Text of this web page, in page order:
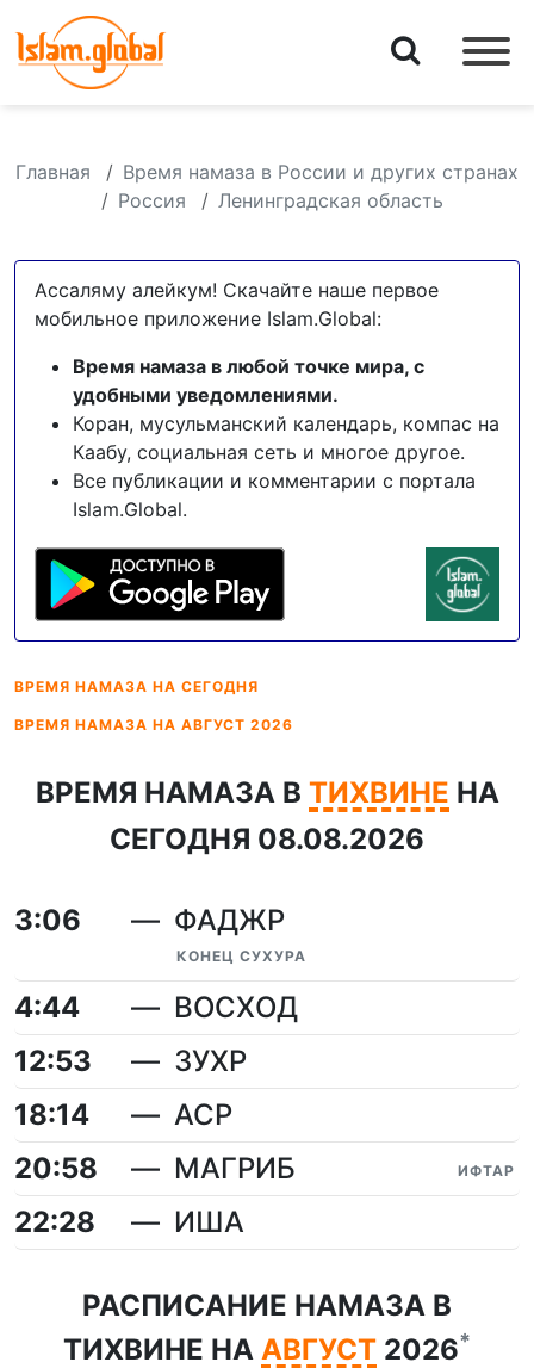
Главная
Время намаза в России и других странах
Россия
Ленинградская область
Ассаляму алейкум! Скачайте наше первое
мобильное приложение Islam.Global:
Время намаза в любой точке мира, с
удобными уведомлениями.
Коран, мусульманский календарь, компас на
Каабу, социальная сеть и многое другое.
Все публикации и комментарии с портала
Islam.Global.
ВРЕМЯ НАМАЗА НА СЕГОДНЯ
ВРЕМЯ НАМАЗА НА АВГУСТ 2026
ВРЕМЯ НАМАЗА В ТИХВИНЕ НА
СЕГОДНЯ 08.08.2026
3:06 ФАДЖР
КОНЕЦ СУХУРА
4:44
ВОСХОД
12:53
ЗУХР
18:14
АСР
20:58
МАГРИБ ИФТАР
22:28 ИША
РАСПИСАНИЕ НАМАЗА В
ТИХВИНЕ НА АВГУСТ 2026*